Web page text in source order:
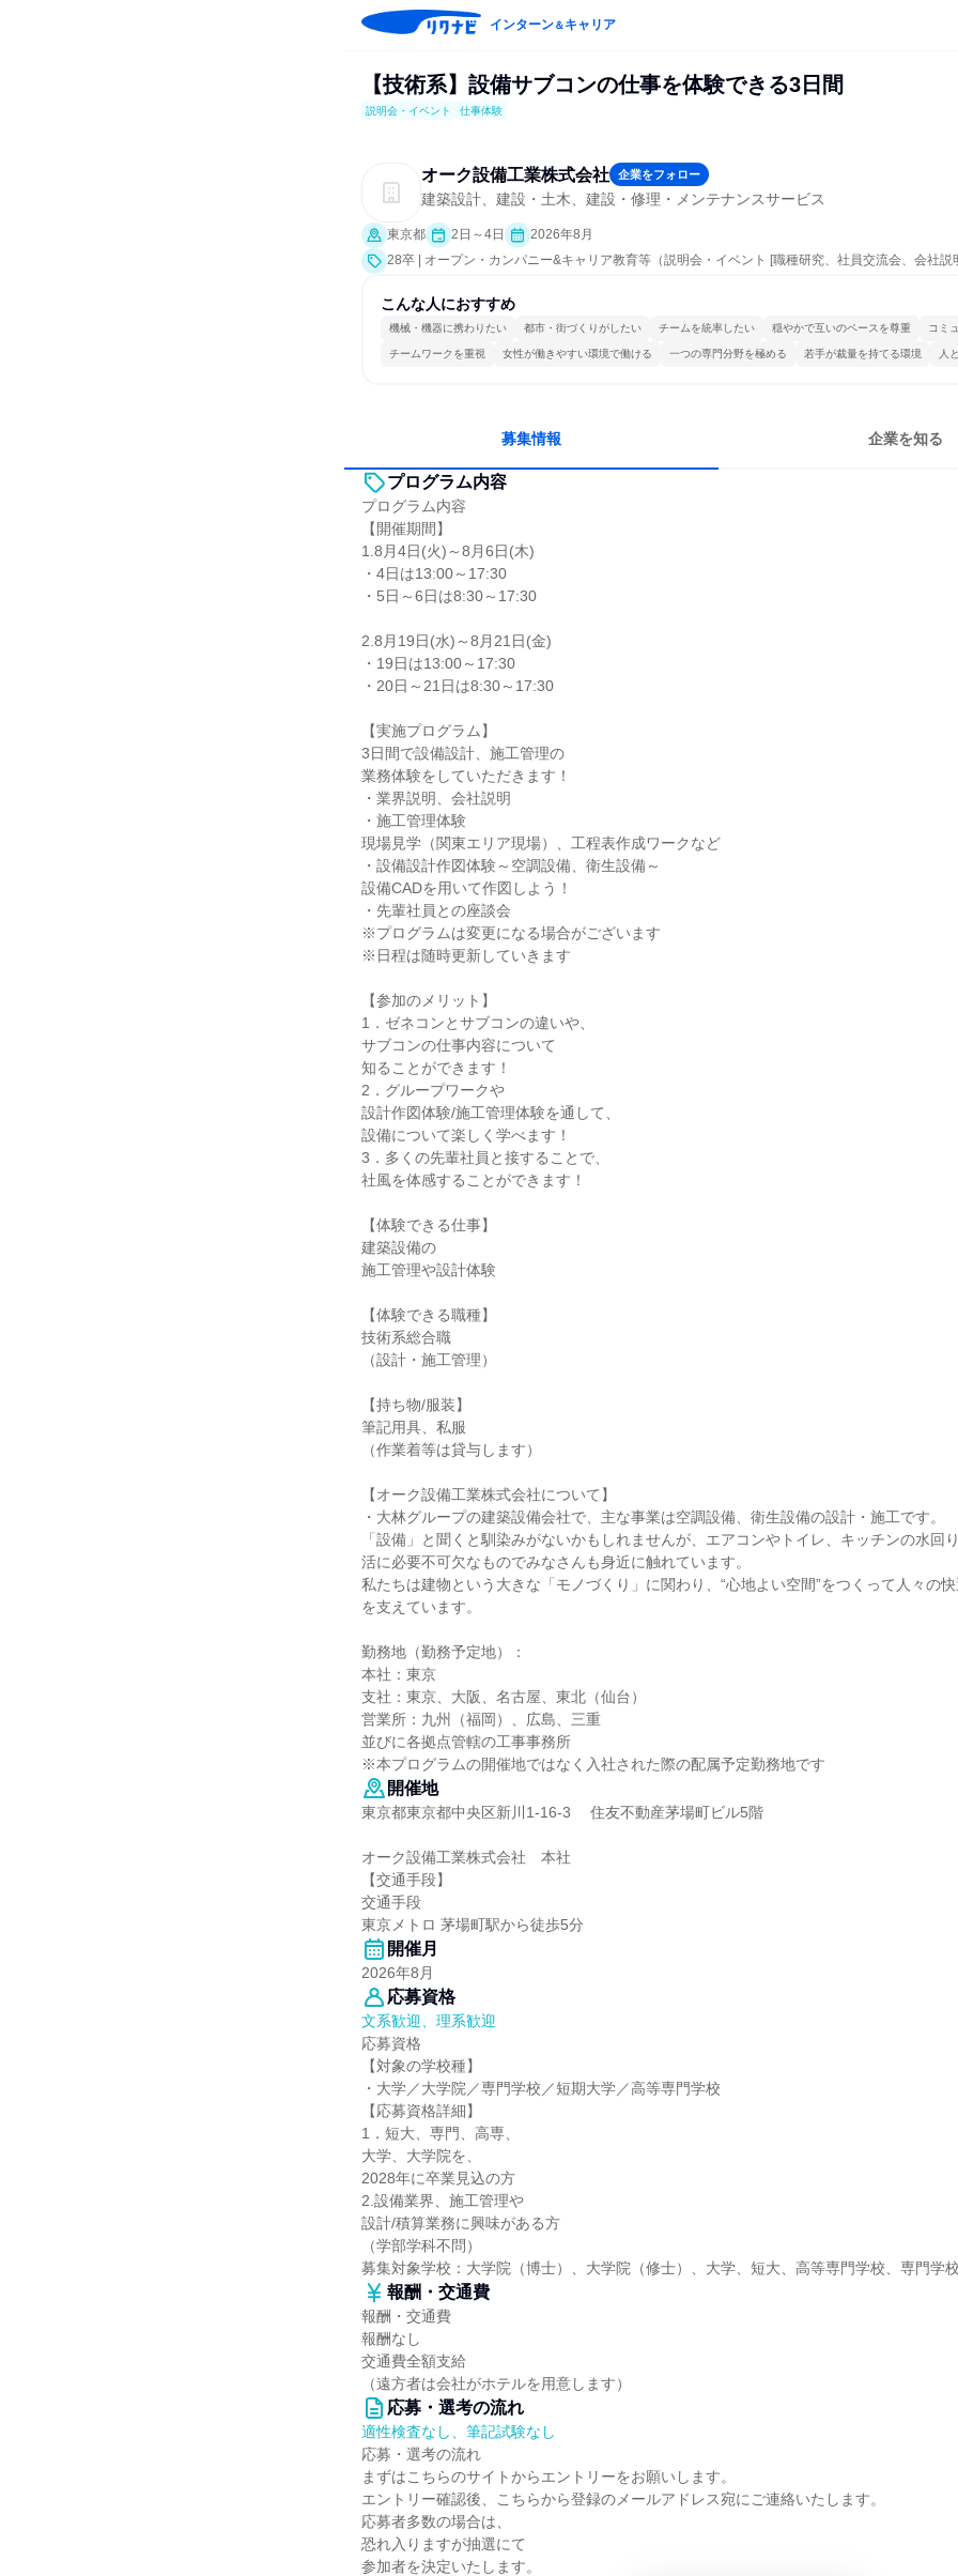
インターン＆キャリア
【技術系】設備サブコンの仕事を体験できる3日間
説明会・イベント 仕事体験
オーク設備工業株式会社 企業をフォロー
建築設計、建設・土木、建設・修理・メンテナンスサービス
東京都 2日～4日
2026年8月
28卒 | オープン・カンパニー&キャリア教育等（説明会・イベント [職種研究、社員交流会、会社説
こんな人におすすめ
機械・機器に携わりたい 都市・街づくりがしたい チームを統率したい 穏やかで互いのペースを尊重 コミ
チームワークを重視 女性が働きやすい環境で働ける 一つの専門分野を極める 若手が裁量を持てる環境 人
募集情報 企業を知る
プログラム内容
プログラム内容
【開催期間】
1.8月4日(火)～8月6日(木)
・4日は13:00～17:30
・5日～6日は8:30～17:30
2.8月19日(水)～8月21日(金)
・19日は13:00～17:30
・20日～21日は8:30～17:30
【実施プログラム】
3日間で設備設計、施工管理の
業務体験をしていただきます！
・業界説明、会社説明
・施工管理体験
現場見学（関東エリア現場）、工程表作成ワークなど
・設備設計作図体験～空調設備、衛生設備～
設備CADを用いて作図しよう！
・先輩社員との座談会
※プログラムは変更になる場合がございます
※日程は随時更新していきます
【参加のメリット】
1．ゼネコンとサブコンの違いや、
サブコンの仕事内容について
知ることができます！
2．グループワークや
設計作図体験/施工管理体験を通して、
設備について楽しく学べます！
3．多くの先輩社員と接することで、
社風を体感することができます！
【体験できる仕事】
建築設備の
施工管理や設計体験
【体験できる職種】
技術系総合職
（設計・施工管理）
【持ち物/服装】
筆記用具、私服
（作業着等は貸与します）
【オーク設備工業株式会社について】
・大林グループの建築設備会社で、主な事業は空調設備、衛生設備の設計・施工です。
「設備」と聞くと馴染みがないかもしれませんが、エアコンやトイレ、キッチンの水回
活に必要不可欠なものでみなさんも身近に触れています。
私たちは建物という大きな「モノづくり」に関わり、“心地よい空間”をつくって人々の
を支えています。
勤務地（勤務予定地）：
本社：東京
支社：東京、大阪、名古屋、東北（仙台）
営業所：九州（福岡）、広島、三重
並びに各拠点管轄の工事事務所
※本プログラムの開催地ではなく入社された際の配属予定勤務地です
開催地
東京都東京都中央区新川1-16-3 住友不動産茅場町ビル5階
オーク設備工業株式会社 本社
【交通手段】
交通手段
東京メトロ 茅場町駅から徒歩5分
開催月
2026年8月
応募資格
文系歓迎、理系歓迎
応募資格
【対象の学校種】
・大学／大学院／専門学校／短期大学／高等専門学校
【応募資格詳細】
1．短大、専門、高専、
大学、大学院を、
2028年に卒業見込の方
2.設備業界、施工管理や
設計/積算業務に興味がある方
（学部学科不問）
募集対象学校：大学院（博士）、大学院（修士）、大学、短大、高等専門学校、専門学校
報酬・交通費
報酬・交通費
報酬なし
交通費全額支給
（遠方者は会社がホテルを用意します）
応募・選考の流れ
適性検査なし、筆記試験なし
応募・選考の流れ
まずはこちらのサイトからエントリーをお願いします。
エントリー確認後、こちらから登録のメールアドレス宛にご連絡いたします。
応募者多数の場合は、
恐れ入りますが抽選にて
参加者を決定いたします。